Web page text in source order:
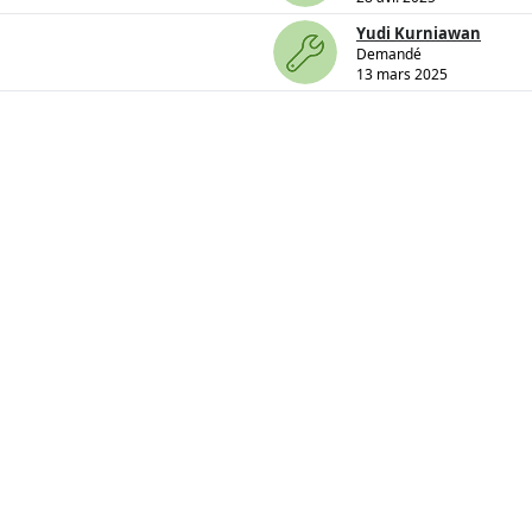
Yudi Kurniawan
Demandé
13 mars 2025